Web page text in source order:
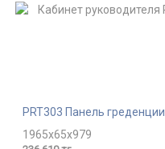
PRT303 Панель греденции
1965x65x979